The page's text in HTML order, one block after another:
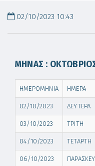
02/10/2023 10:43
ΜΗΝΑΣ :
ΗΜΕΡΟΜΗΝΙΑ ΗΜΕΡΑ
02/10/2023 ΔΕΥΤΕΡΑ
03/10/2023 ΤΡΙΤΗ
04/10/2023 ΤΕΤΑΡΤΗ
06/10/2023